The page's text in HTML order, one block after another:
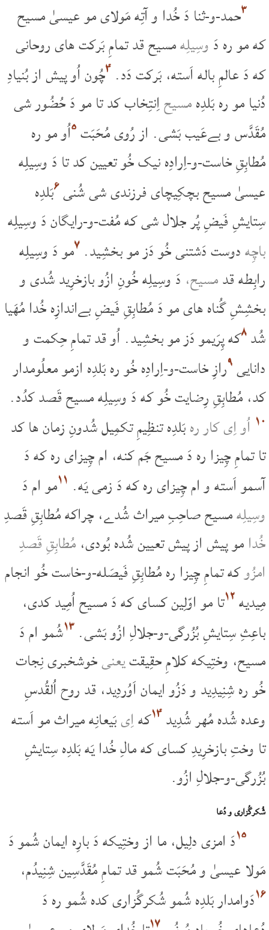
۳حمد-و-ثنا دَ خُدا و آتِه مَولای مو عیسیٰ مسیح
که مو ره دَوسِیلِهمسیح قد تمامِ بَرکت های روحانی
که دَ عالمِ باله اَسته، بَرکت دَد.۴چُون اُو پیش از بُنیادِ
دُنیا مو ره بَلدِهمسیحاِنتِخاب کد تا مو دَ حُضُور شی
مُقَدَّس و بےعَیب بَشی. از رُوی مُحَبَت ۵اُو مو ره
مُطابِقِ خاست-و-اِرادِه نیک خُو تعیین کد تا دَ وسِیلِه
عیسیٰ مسیح بچکِیچای فرزندی شی شُنی۶بَلدِه
سِتایشِ فَیضِ پُر جلال شی که مُفت-و-رایگان دَ وسِیلِه
باچِهدوست دَشتنی خُو دَز مو بخشِید.۷مو دَ وسِیلِه
رابِطه قدمسیح، دَ وسِیلِه خُونِ ازُو بازخرِید شُدی و
بخشِشِ گُناه های مو دَ مُطابِقِ فَیضِ بےاندازِه خُدا مُهَیا
شُد۸که پِرَیمو دَز مو بخشِید. اُو قد تمامِ حِکمت و
دانایی ۹رازِ خاست-و-اِرادِه خُو ره بَلدِه ازمو معلُومدار
کد، مُطابِقِ رِضایت خُو که دَ وسِیلِه مسیح قَصد کدُد.
۱۰ اُو اِی کار رهبَلدِه تنظِیمِ تکمِیل شُدونِ زمان ها کد
تا تمامِ چِیزا ره دَ مسیح جَم کنه، ام چِیزای ره که دَ
آسمو اَسته و ام چِیزای ره که دَ زمی یَه. ۱۱مو ام دَ
وسِیلِهمسیح صاحِبِ میراث شُدے، چراکه مُطابِقِ قَصدِ
خُدامو پیش از پیش تعیین شُده بُودی، مُطابِقِ قَصدِ
امزُوکه تمامِ چِیزا ره مُطابِقِ فَیصَله-و-خاست خُو انجام
مِیدیه ۱۲تا مو اوّلِین کسای که دَ مسیح اُمِید کدی،
باعِثِ سِتایشِ بُزُرگی-و-جلالِ ازُو بَشی.۱۳شُمو ام دَ
مسیح، وختِیکه کلامِ حقِیقتیعنیخوشخبری نِجات
خُو ره شِنِیدِید و دَزُو ایمان اَوُردِید، قد روح اُلقُدسِ
وعده شُده مُهر شُدِید۱۴کهاِیبَیعانِه میراث مو اَسته
تا وختِ بازخرِیدِ کسای که مالِ خُدا یَه بَلدِه سِتایشِ
بُزُرگی-و-جلالِ ازُو.
شُکرگُزاری و دُعا
۱۵دَ امزی دلِیل، ما از وختِیکه دَ بارِه ایمان شُمو دَ
مَولا عیسیٰ و مُحَبَت شُمو قد تمامِ مُقَدَّسِین شِنِیدُم،
۱۶دَوامدار بَلدِه شُمو شُکرگُزاری کده شُمو ره دَ
۱۷